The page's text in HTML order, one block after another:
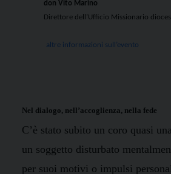
don Vito Marino
Direttore dell’Ufficio Missionario
altre informazioni sull’evento
Nel dialogo, nell’accoglienza, nella fede
C’è stato subito un coro quasi
un soggetto disturbato
per suoi motivi o impulsi